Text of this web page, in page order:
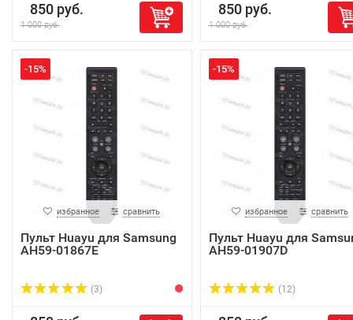
850 руб.
1 000 руб.
850 руб.
1 000 руб.
-15%
избранное сравнить
Пульт Huayu для Samsung
AH59-01867E
(3)
-15%
избранное сравнить
Пульт Huayu для
AH59-01907D
(12)